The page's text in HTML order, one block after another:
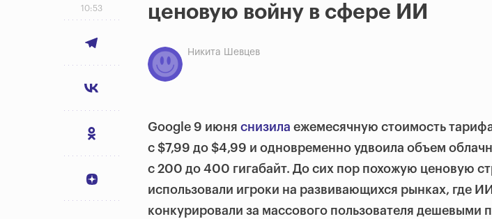
10:53
ценовую войну в сфере ИИ
Никита Шевцев
Google 9 июня снизила ежемесячную стоимость
с $7,99 до $4,99 и одновременно удвоила объем
с 200 до 400 гигабайт. До сих пор похожую ценовую
использовали игроки на развивающихся рынках, где
конкурировали за массового пользователя дешевыми